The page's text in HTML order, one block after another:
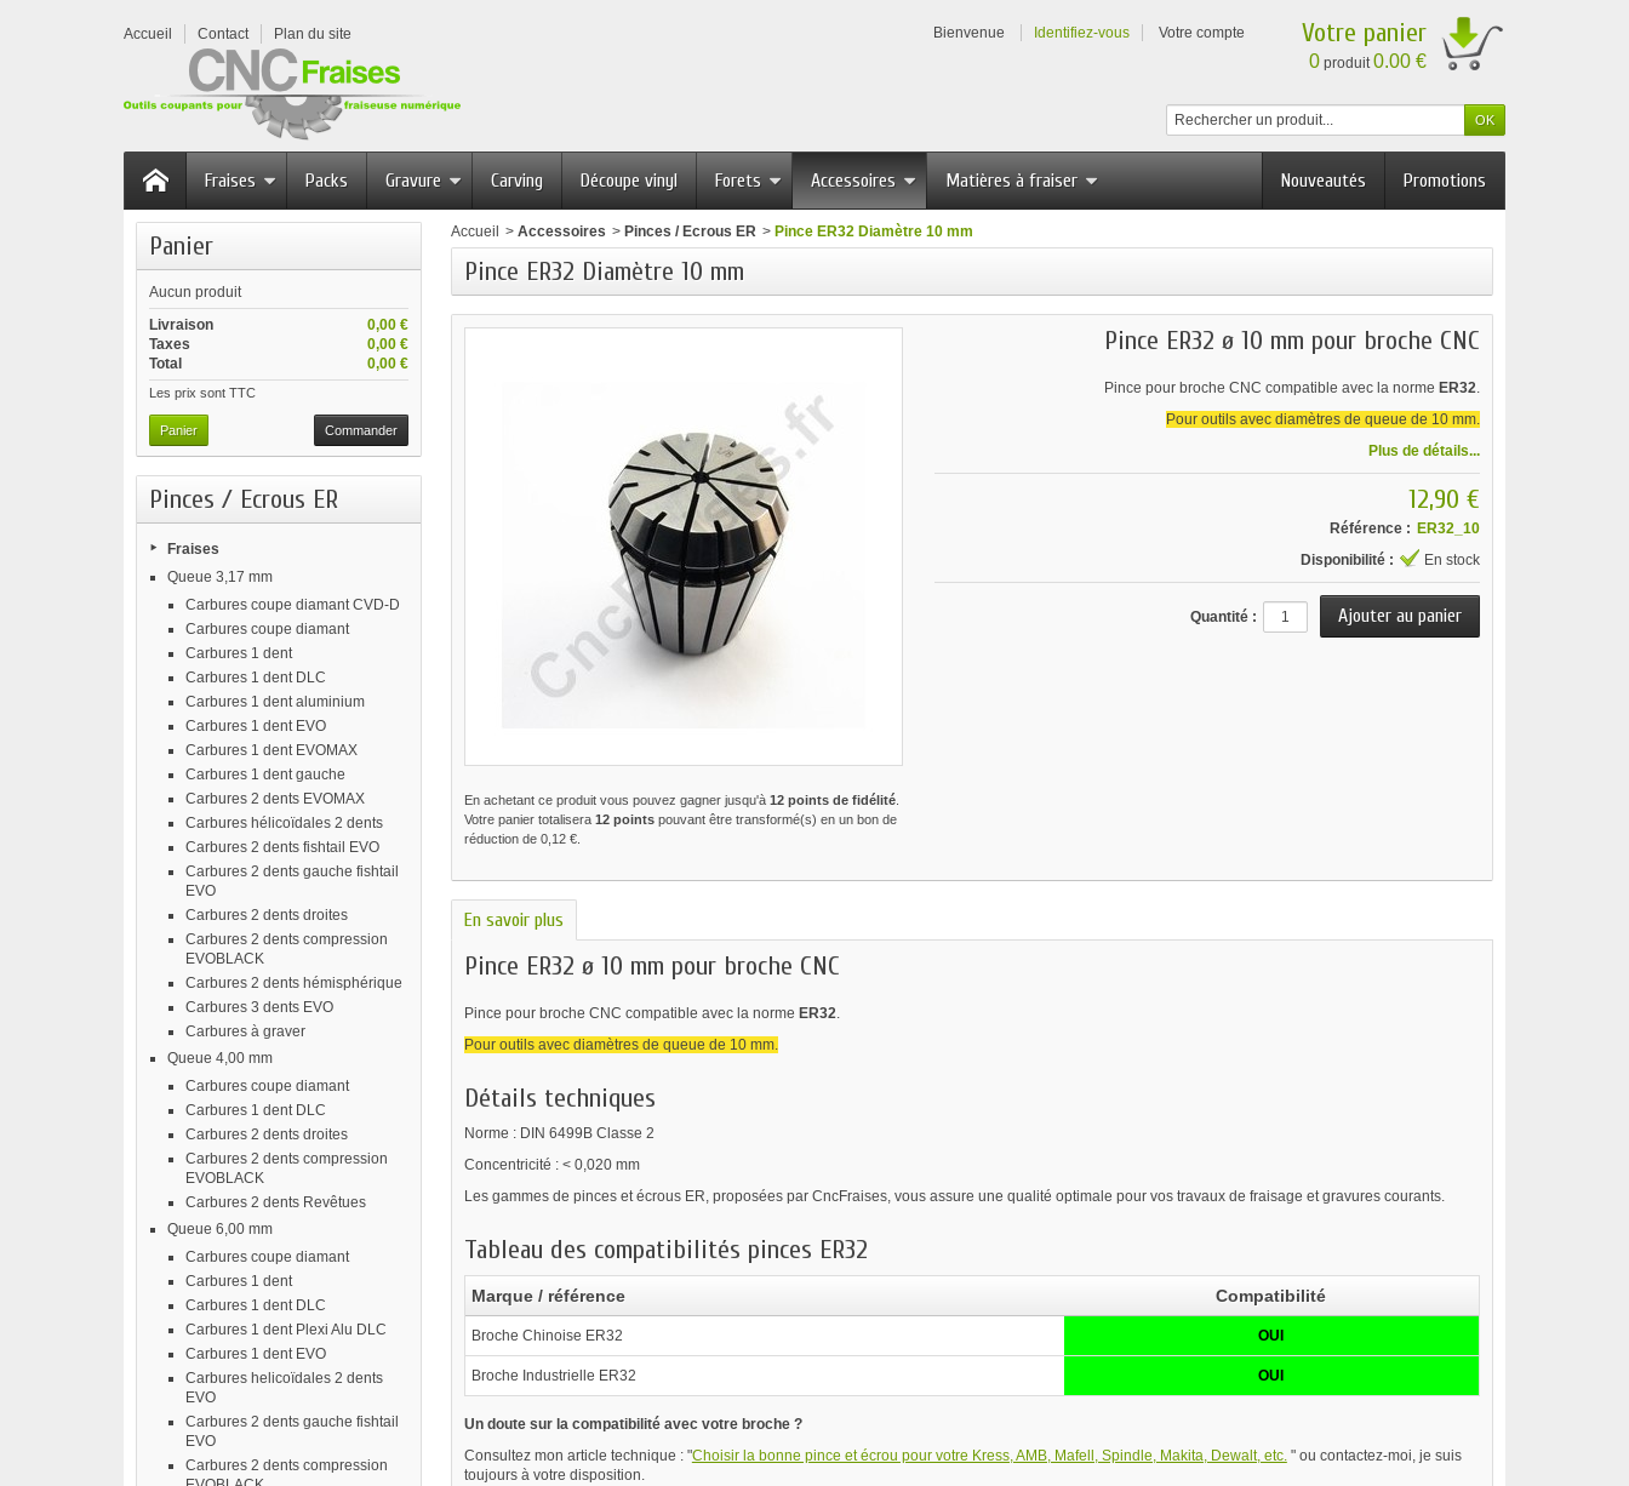
Accueil Contact Plan du site Bienvenue Identifiez-vous Votre compte Votre panier
0 produit0.00 €
Promotions
Nouveautés
Fraises Packs Gravure Carving Découpe vinyl Forets Accessoires Matières à fraiser
Panier
Aucun produit
0,00 €
Livraison
0,00 €
Taxes
0,00 €
Total
Les prix sont TTC
Panier Commander
Pinces / Ecrous ER
Fraises
Queue 3,17 mm
Carbures coupe diamant CVD-D
Carbures coupe diamant
Carbures 1 dent
Carbures 1 dent DLC
Carbures 1 dent aluminium
Carbures 1 dent EVO
Carbures 1 dent EVOMAX
Carbures 1 dent gauche
Carbures 2 dents EVOMAX
Carbures hélicoïdales 2 dents
Carbures 2 dents fishtail EVO
Carbures 2 dents gauche fishtail
EVO
Carbures 2 dents droites
Carbures 2 dents compression
EVOBLACK
Carbures 2 dents hémisphérique
Carbures 3 dents EVO
Carbures à graver
Queue 4,00 mm
Carbures coupe diamant
Carbures 1 dent DLC
Carbures 2 dents droites
Carbures 2 dents compression
EVOBLACK
Carbures 2 dents Revêtues
Queue 6,00 mm
Carbures coupe diamant
Carbures 1 dent
Carbures 1 dent DLC
Carbures 1 dent Plexi Alu DLC
Carbures 1 dent EVO
Carbures helicoïdales 2 dents
EVO
Carbures 2 dents gauche fishtail
EVO
Carbures 2 dents compression
Accueil > Accessoires > Pinces / Ecrous ER > Pince ER32 Diamètre 10 mm
Pince ER32 Diamètre 10 mm
En achetant ce produit vous pouvez gagner jusqu'à 12points de fidélité.
Votre panier totalisera 12pointspouvant être transformé(s) en un bon de
réduction de 0,12 €.
Pince ER32 ø 10 mm pour broche CNC
Pince pour broche CNC compatible avec la norme ER32.
Pour outils avec diamètres de queue de 10 mm.
Plus de détails...
12,90 €
Référence : ER32_10
Disponibilité :
En stock
Quantité :
En savoir plus
Pince ER32 ø 10 mm pour broche CNC
Pince pour broche CNC compatible avec la norme ER32.
Pour outils avec diamètres de queue de 10 mm.
Détails techniques
Norme : DIN 6499B Classe 2
Concentricité : < 0,020 mm
Les gammes de pinces et écrous ER, proposées par CncFraises, vous assure une qualité optimale pour vos travaux de fraisage et gravures courants.
Tableau des compatibilités pinces ER32
Marque / référence Compatibilité
Broche Chinoise ER32 OUI
Broche Industrielle ER32 OUI
Un doute sur la compatibilité avec votre broche ?
Consultez mon article technique : "Choisir la bonne pince et écrou pour votre Kress, AMB, Mafell, Spindle, Makita, Dewalt, etc." ou contactez-moi, je suis
toujours à votre disposition.